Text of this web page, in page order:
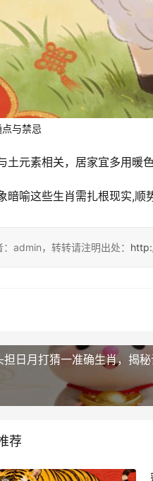
与禁忌
土元素相关，居家宜多用暖
暗喻这些生肖需扎根现实,顺
：admin，转转请注明出处：
担日月打猜一准确生肖，揭
荐